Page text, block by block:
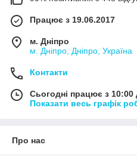
Працює з 19.06.2017
м. Дніпро
м. Дніпро, Дніпро, Україна
Контакти
Сьогодні працює з 10:00
Показати весь графік
Про нас